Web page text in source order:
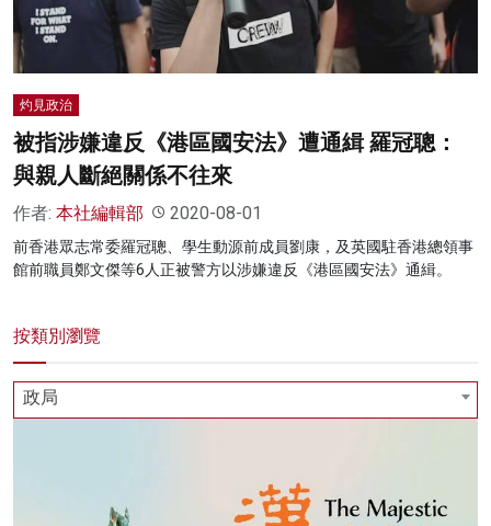
灼見政治
被指涉嫌違反《港區國安法》遭通緝 羅冠聰：
與親人斷絕關係不往來
作者: 本社編輯部 2020-08-01
前香港眾志常委羅冠聰、學生動源前成員劉康，及英國駐香港總領事
館前職員鄭文傑等6人正被警方以涉嫌違反《港區國安法》通緝。
按類別瀏覽
政局